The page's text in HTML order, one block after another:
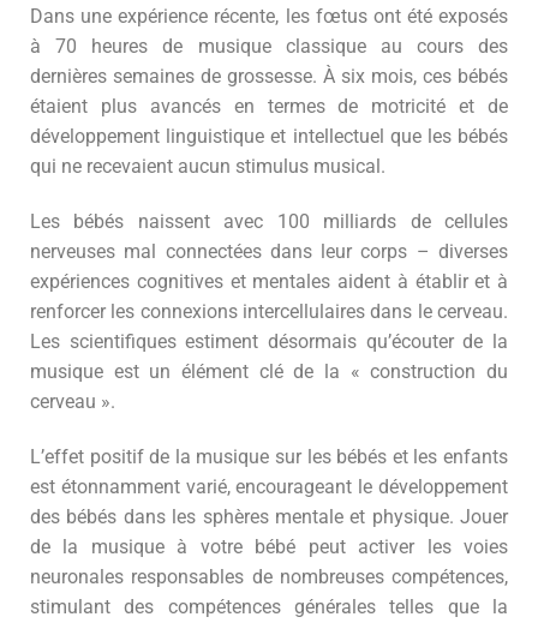
Dans une expérience récente, les fœtus ont été exposés
à 70 heures de musique classique au cours des
dernières semaines de grossesse. À six mois, ces bébés
étaient plus avancés en termes de motricité et de
développement linguistique et intellectuel que les bébés
qui ne recevaient aucun stimulus musical.
Les bébés naissent avec 100 milliards de cellules
nerveuses mal connectées dans leur corps – diverses
expériences cognitives et mentales aident à établir et à
renforcer les connexions intercellulaires dans le cerveau.
Les scientifiques estiment désormais qu’écouter de la
musique est un élément clé de la « construction du
cerveau ».
L’effet positif de la musique sur les bébés et les enfants
est étonnamment varié, encourageant le développement
des bébés dans les sphères mentale et physique. Jouer
de la musique à votre bébé peut activer les voies
neuronales responsables de nombreuses compétences,
stimulant des compétences générales telles que la